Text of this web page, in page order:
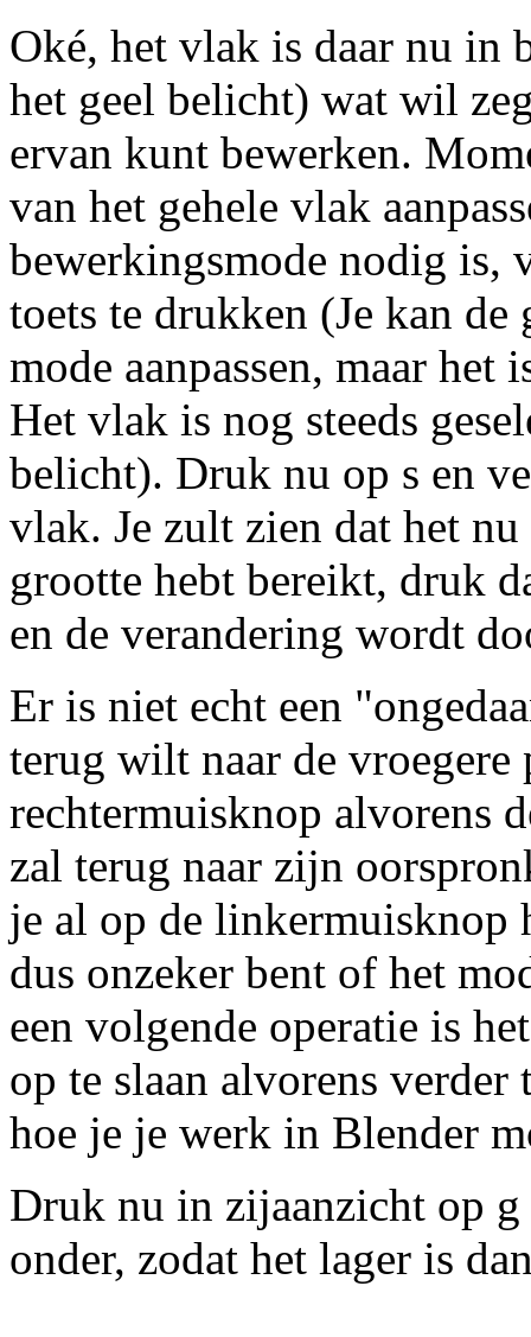
Oké, het vlak is daar nu in
het geel belicht) wat wil
ervan kunt bewerken.
van het gehele vlak
bewerkingsmode nodig is,
toets te drukken (Je kan
mode aanpassen, maar het
Het vlak is nog steeds
belicht). Druk nu op s en
vlak. Je zult zien dat het
grootte hebt bereikt, druk
en de verandering wordt
Er is niet echt een
terug wilt naar de
rechtermuisknop alvorens
zal terug naar zijn
je al op de linkermuisknop
dus onzeker bent of het
een volgende operatie is
op te slaan alvorens verder
hoe je je werk in Blender
Druk nu in zijaanzicht op g
onder, zodat het lager is